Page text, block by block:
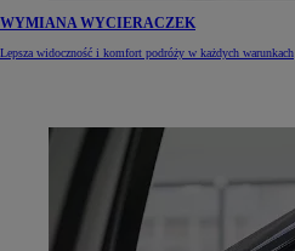
WYMIANA WYCIERACZEK
Lepsza widoczność i komfort podróży w każdych warunkach